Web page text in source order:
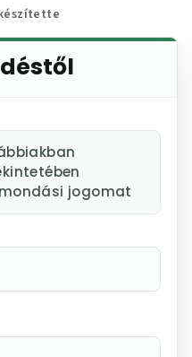
jogomat